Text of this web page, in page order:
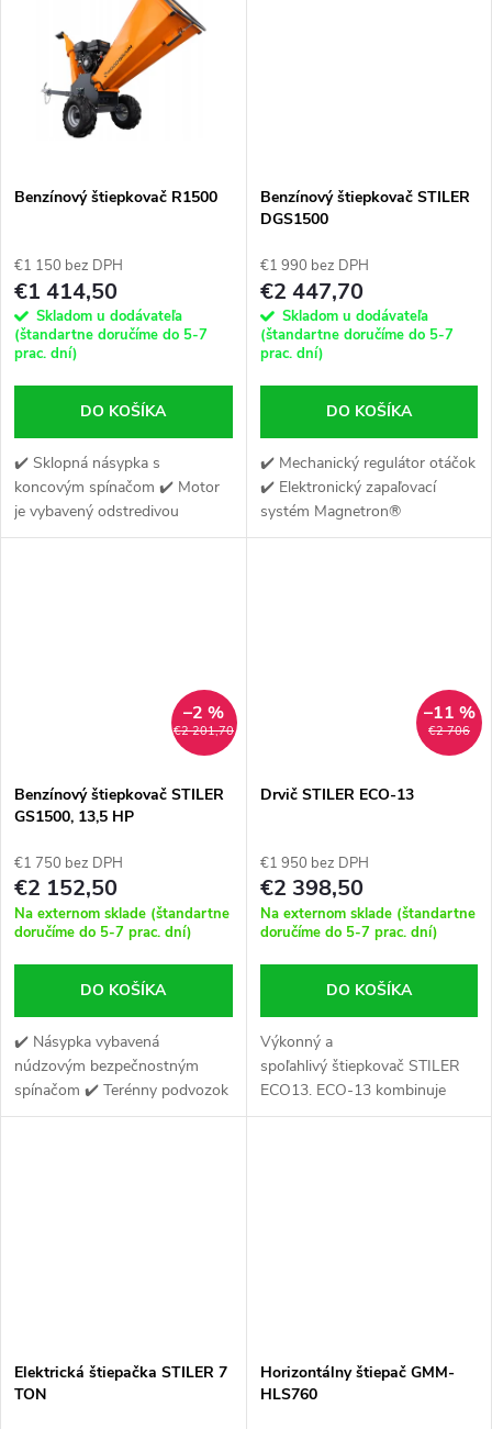
Benzínový štiepkovač R1500
€1 150 bez DPH
€1 414,50
Skladom u dodávateľa
(štandartne doručíme do 5-7
prac. dní)
DO KOŠÍKA
✔️ Sklopná násypka s
koncovým spínačom ✔️ Motor
je vybavený odstredivou
spojkou ✔️ Terénny podvozok a
Benzínový štiepkovač STILER
DGS1500
€1 990 bez DPH
€2 447,70
Skladom u dodávateľa
(štandartne doručíme do 5-7
prac. dní)
DO KOŠÍKA
✔️ Mechanický regulátor otáčok
✔️ Elektronický zapaľovací
systém Magnetron®
✔️ Technológia OHV
€2 201,70
–2 %
Benzínový štiepkovač STILER
GS1500, 13,5 HP
€1 750 bez DPH
€2 152,50
Na externom sklade (štandartne
doručíme do 5-7 prac. dní)
DO KOŠÍKA
✔️ Násypka vybavená
núdzovým bezpečnostným
spínačom ✔️ Terénny podvozok
a veľké transportné kolesá
€2 706
–11 %
Drvič STILER ECO-13
€1 950 bez DPH
€2 398,50
Na externom sklade (štandartne
doručíme do 5-7 prac. dní)
DO KOŠÍKA
Výkonný a
spoľahlivý štiepkovač STILER
ECO13. ECO-13 kombinuje
diskový štiepkovač a kladivový
Elektrická štiepačka STILER 7
TON
Horizontálny štiepač GMM-
HLS760